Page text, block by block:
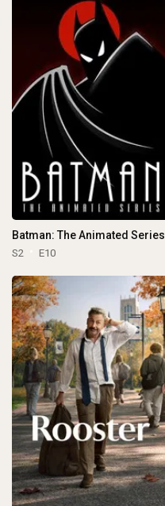
Batman: The Animated Series
S2 E10